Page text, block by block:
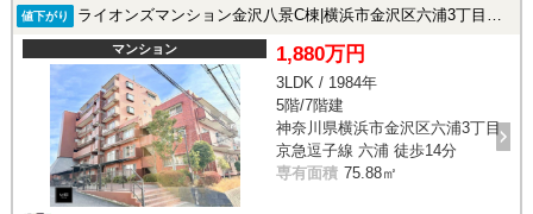
値下がり ライオンズマンション金沢八景C棟|横浜市金沢区六浦3丁目の中古マンション
マンション 1,880万円
3LDK / 1984年
5階/7階建
神奈川県横浜市金沢区六浦3丁目
京急逗子線 六浦 徒歩14分
専有面積 75.88㎡